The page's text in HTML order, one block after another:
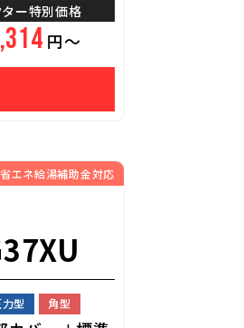
ー特別価格
円～
省エネ給湯補助金対応
型 角型